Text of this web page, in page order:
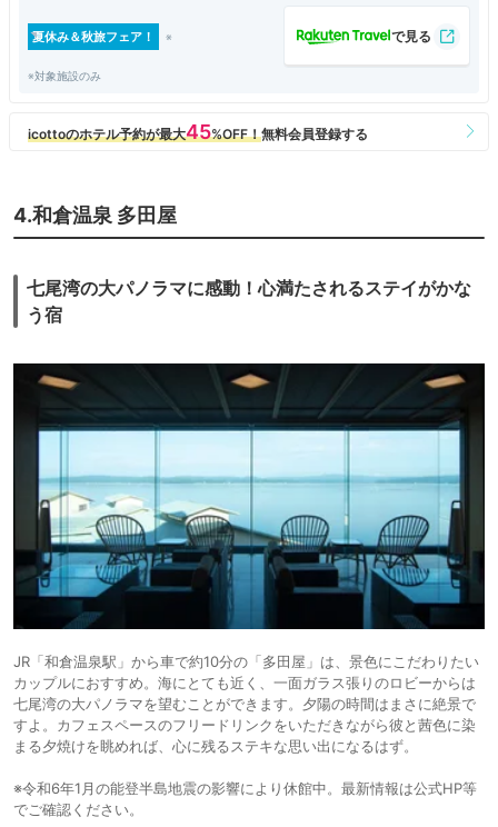
夏休み＆秋旅フェア！
※対象施設のみ
4.和倉温泉 多田屋
七尾湾の大パノラマに感動！心満たされるステイがかな
う宿
JR「和倉温泉駅」から車で約10分の「多田屋」は、景色にこだわりたい
カップルにおすすめ。海にとても近く、一面ガラス張りのロビーからは
七尾湾の大パノラマを望むことができます。夕陽の時間はまさに絶景で
すよ。カフェスペースのフリードリンクをいただきながら彼と茜色に染
まる夕焼けを眺めれば、心に残るステキな思い出になるはず。
※令和6年1月の能登半島地震の影響により休館中。最新情報は公式HP等
でご確認ください。